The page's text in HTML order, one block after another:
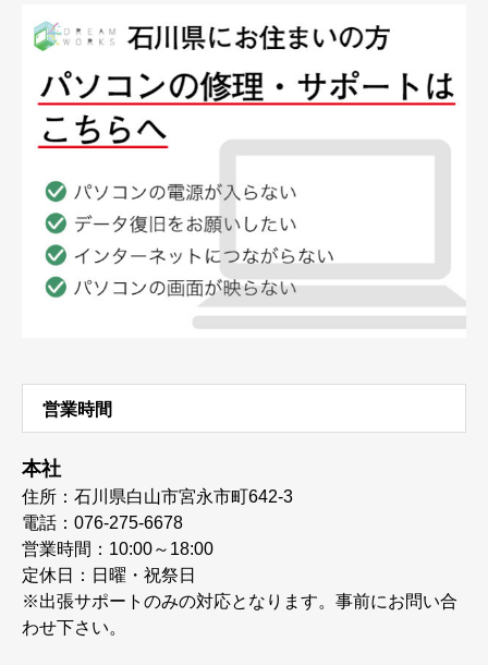
営業時間
本社
住所：石川県白山市宮永市町642-3
電話：076-275-6678
営業時間：10:00～18:00
定休日：日曜・祝祭日
※出張サポートのみの対応となります。事前にお問い合
わせ下さい。